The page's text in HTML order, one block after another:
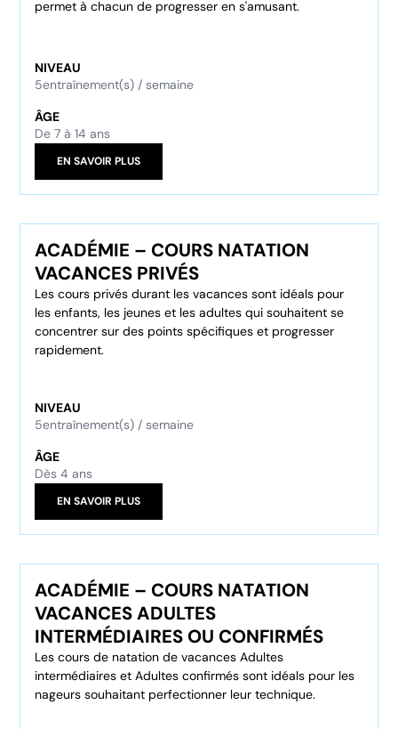
permet à chacun de progresser en s'amusant.
NIVEAU
5entraînement(s) / semaine
ÂGE
De 7 à 14 ans
EN SAVOIR PLUS
ACADÉMIE – COURS NATATION
VACANCES PRIVÉS
Les cours privés durant les vacances sont idéals pour
les enfants, les jeunes et les adultes qui souhaitent se
concentrer sur des points spécifiques et progresser
rapidement.
NIVEAU
5entraînement(s) / semaine
ÂGE
Dès 4 ans
EN SAVOIR PLUS
ACADÉMIE – COURS NATATION
VACANCES ADULTES
INTERMÉDIAIRES OU CONFIRMÉS
Les cours de natation de vacances Adultes
intermédiaires et Adultes confirmés sont idéals pour les
nageurs souhaitant perfectionner leur technique.